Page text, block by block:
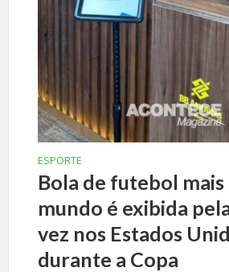
ESPORTE
Bola de futebol
mundo é exibida
vez nos Estados
durante a Copa